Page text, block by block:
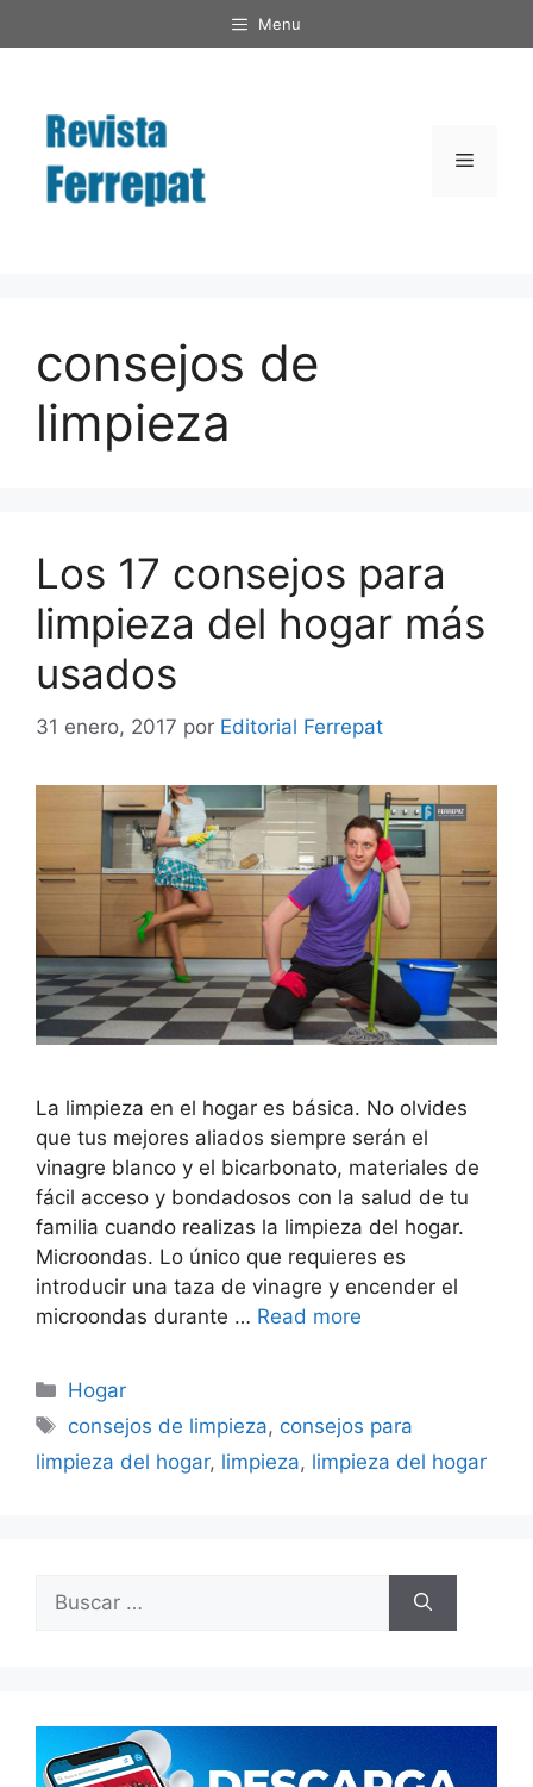
al
Menu
Menú
consejos de
limpieza
Los 17 consejos para
limpieza del hogar más
usados
31 enero, 2017 por Editorial Ferrepat
La limpieza en el hogar es básica. No olvides
que tus mejores aliados siempre serán el
vinagre blanco y el bicarbonato, materiales de
fácil acceso y bondadosos con la salud de tu
familia cuando realizas la limpieza del hogar.
Microondas. Lo único que requieres es
introducir una taza de vinagre y encender el
microondas durante … Read more
Categorías
Hogar
Etiquetas
consejos de limpieza, consejos para
limpieza del hogar, limpieza, limpieza del hogar
Buscar: